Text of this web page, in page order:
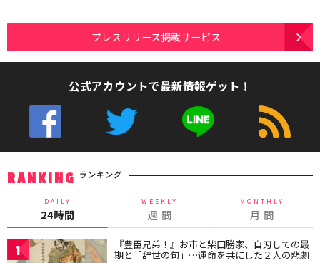
プレスリリース掲載サービス
公式アカウントで最新情報ゲット！
RANKING ランキング
DAILY
24時間
WEEKLY
週 間
MONTHLY
月 間
1 『豊臣兄弟！』お市と柴田勝家、自刃しての最
期と「辞世の句」…運命を共にした２人の悲劇